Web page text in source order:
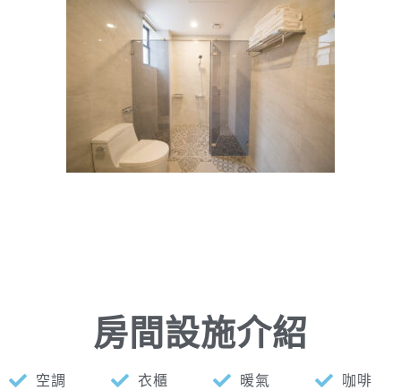
房間設施介紹
空調 衣櫃 暖氣
咖啡